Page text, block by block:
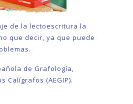
de la lectoescritura la
que decir, ya que puede
de Grafología,
Calígrafos (AEGIP).